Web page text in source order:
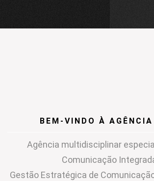
BEM-VINDO À AGÊNCIA
Agência multidisciplinar
Comunicação
Gestão Estratégica de